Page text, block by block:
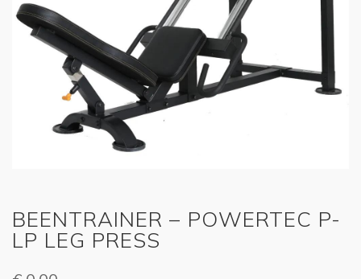
BEENTRAINER – POWERTEC P-
LP LEG PRESS